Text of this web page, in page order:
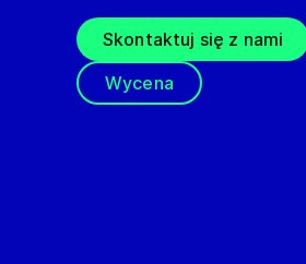
Skontaktuj się z nami
Wycena